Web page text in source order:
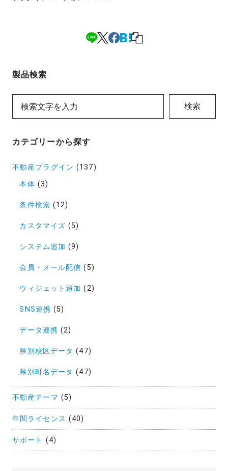
製品検索
検索
カテゴリーから探す
不動産プラグイン (137)
本体 (3)
条件検索 (12)
カスタマイズ (5)
システム追加 (9)
会員・メール配信 (5)
ウィジェット追加 (2)
SNS連携 (5)
データ連携 (2)
県別校区データ (47)
県別町名データ (47)
不動産テーマ (5)
年間ライセンス (40)
サポート (4)